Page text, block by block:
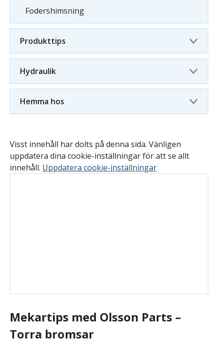
Fodershimsning
Produkttips
Hydraulik
Hemma hos
Visst innehåll har dolts på denna sida. Vänligen
uppdatera dina cookie-inställningar för att se allt
innehåll. Uppdatera cookie-inställningar
Mekartips med Olsson Parts –
Torra bromsar